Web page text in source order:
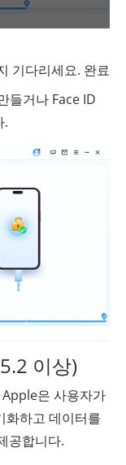
기다리세요. 완료
들거나 Face ID
.
이상)
은 사용자가
화하고 데이터를
공합니다.